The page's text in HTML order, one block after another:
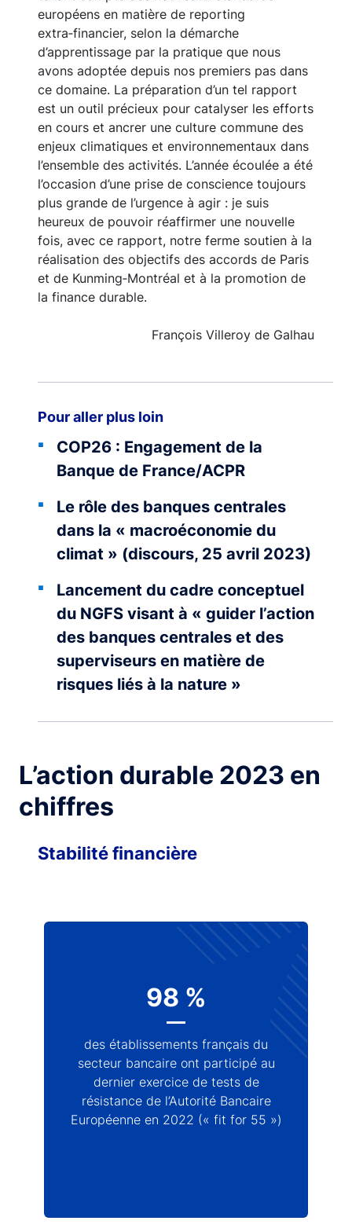
européens en matière de reporting
extra‑financier, selon la démarche
d’apprentissage par la pratique que nous
avons adoptée depuis nos premiers pas dans
ce domaine. La préparation d’un tel rapport
est un outil précieux pour catalyser les efforts
en cours et ancrer une culture commune des
enjeux climatiques et environnementaux dans
l’ensemble des activités. L’année écoulée a été
l’occasion d’une prise de conscience toujours
plus grande de l’urgence à agir : je suis
heureux de pouvoir réaffirmer une nouvelle
fois, avec ce rapport, notre ferme soutien à la
réalisation des objectifs des accords de Paris
et de Kunming‑Montréal et à la promotion de
la finance durable.
François Villeroy de Galhau
Pour aller plus loin
COP26 : Engagement de la
Banque de France/ACPR
Le rôle des banques centrales
dans la « macroéconomie du
climat » (discours, 25 avril 2023)
Lancement du cadre conceptuel
du NGFS visant à « guider l’action
des banques centrales et des
superviseurs en matière de
risques liés à la nature »
L’action durable 2023 en
chiffres
Stabilité financière
98 %
des établissements français du
secteur bancaire ont participé au
dernier exercice de tests de
résistance de l’Autorité Bancaire
Européenne en 2022 (« fit for 55 »)